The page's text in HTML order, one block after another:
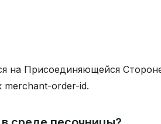
на Присоединяющейся
merchant-order-id.